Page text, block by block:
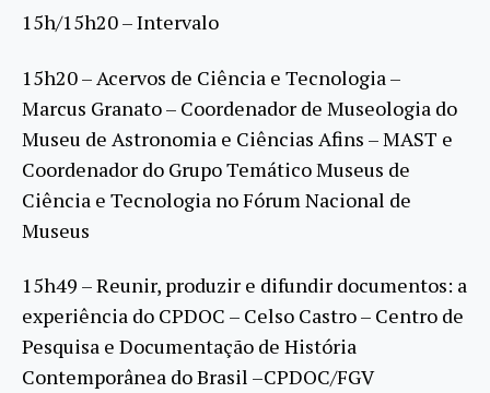
15h/15h20 – Intervalo
15h20 – Acervos de Ciência e Tecnologia –
Marcus Granato – Coordenador de Museologia do
Museu de Astronomia e Ciências Afins – MAST e
Coordenador do Grupo Temático Museus de
Ciência e Tecnologia no Fórum Nacional de
Museus
15h49 – Reunir, produzir e difundir documentos: a
experiência do CPDOC – Celso Castro – Centro de
Pesquisa e Documentação de História
Contemporânea do Brasil –CPDOC/FGV